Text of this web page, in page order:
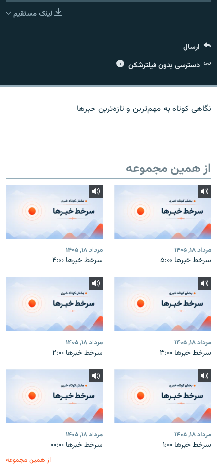
لینک مستقیم
ارسال
دسترسی بدون فیلترشکن
نگاهی کوتاه به مهم‌ترين و تازه‌ترين خبرها
از همین مجموعه
مرداد ۱۸, ۱۴۰۵
سرخط خبرها ۵:۰۰
مرداد ۱۸, ۱۴۰۵
سرخط خبرها ۴:۰۰
مرداد ۱۸, ۱۴۰۵
سرخط خبرها ۳:۰۰
مرداد ۱۸, ۱۴۰۵
سرخط خبرها ۲:۰۰
مرداد ۱۸, ۱۴۰۵
سرخط خبرها ۱:۰۰
مرداد ۱۸, ۱۴۰۵
سرخط خبرها ۰۰:۰۰
از همین مجموعه